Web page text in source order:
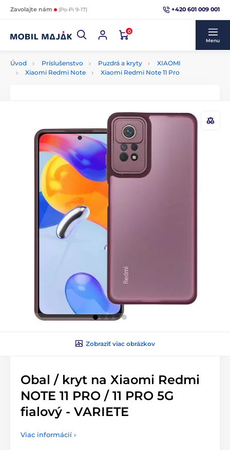
Zavolajte nám (Po-Pi 9-17) +420 601 009 001
0
Menu
Úvod Príslušenstvo Puzdrá a kryty
XIAOMI
Xiaomi Redmi Note
Xiaomi Redmi Note 11 Pro
Zobraziť viac obrázkov
Obal / kryt na Xiaomi Redmi
NOTE 11 PRO / 11 PRO 5G
fialový - VARIETE
Viac informácií ›